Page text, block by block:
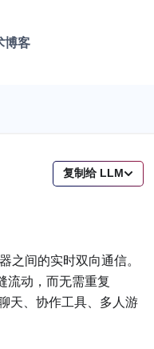
博客
复制给 LLM
间的实时双向通信。
流动，而无需重复
天、协作工具、多人游